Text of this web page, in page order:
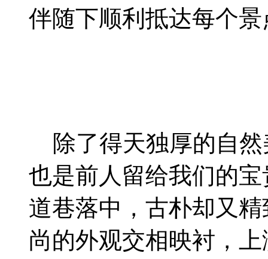
伴随下顺利抵达每个景
除了得天独厚的自然
也是前人留给我们的
道巷落中，古朴却又
尚的外观交相映衬，